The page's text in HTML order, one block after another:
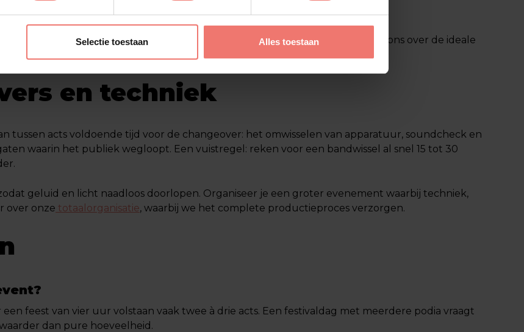
Selectie toestaan Alles toestaan
Bekijk dan onze mogelijkheden om een artiest te boeken
en spar met ons over de ideale
en techniek
tussen acts voldoende tijd voor de changeover: het omwisselen van apparatuur, soundcheck en
waarin het publiek wegloopt. Een vuistregel: reken voor een bandwissel al snel 15 tot 30
geluid en licht naadloos doorlopen. Organiseer je een groter evenement waarbij techniek,
over onze totaalorganisatie, waarbij we het complete productieproces verzorgen.
feest van vier uur volstaan vaak twee à drie acts. Een festivaldag met meerdere podia vraagt
dan pure hoeveelheid.